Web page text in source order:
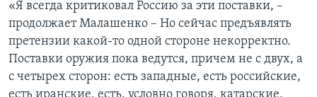
«Я всегда критиковал Россию за эти поставки, –
продолжает Малашенко – Но сейчас предъявлять
претензии какой-то одной стороне некорректно.
Поставки оружия пока ведутся, причем не с двух, а
с четырех сторон: есть западные, есть российские,